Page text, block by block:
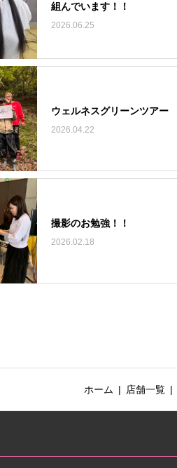
組んでいます！！
2026.06.25
ウェルネスグリーンツアー
2026.04.22
撮影のお勉強！！
2026.02.18
ホーム 店舗一覧